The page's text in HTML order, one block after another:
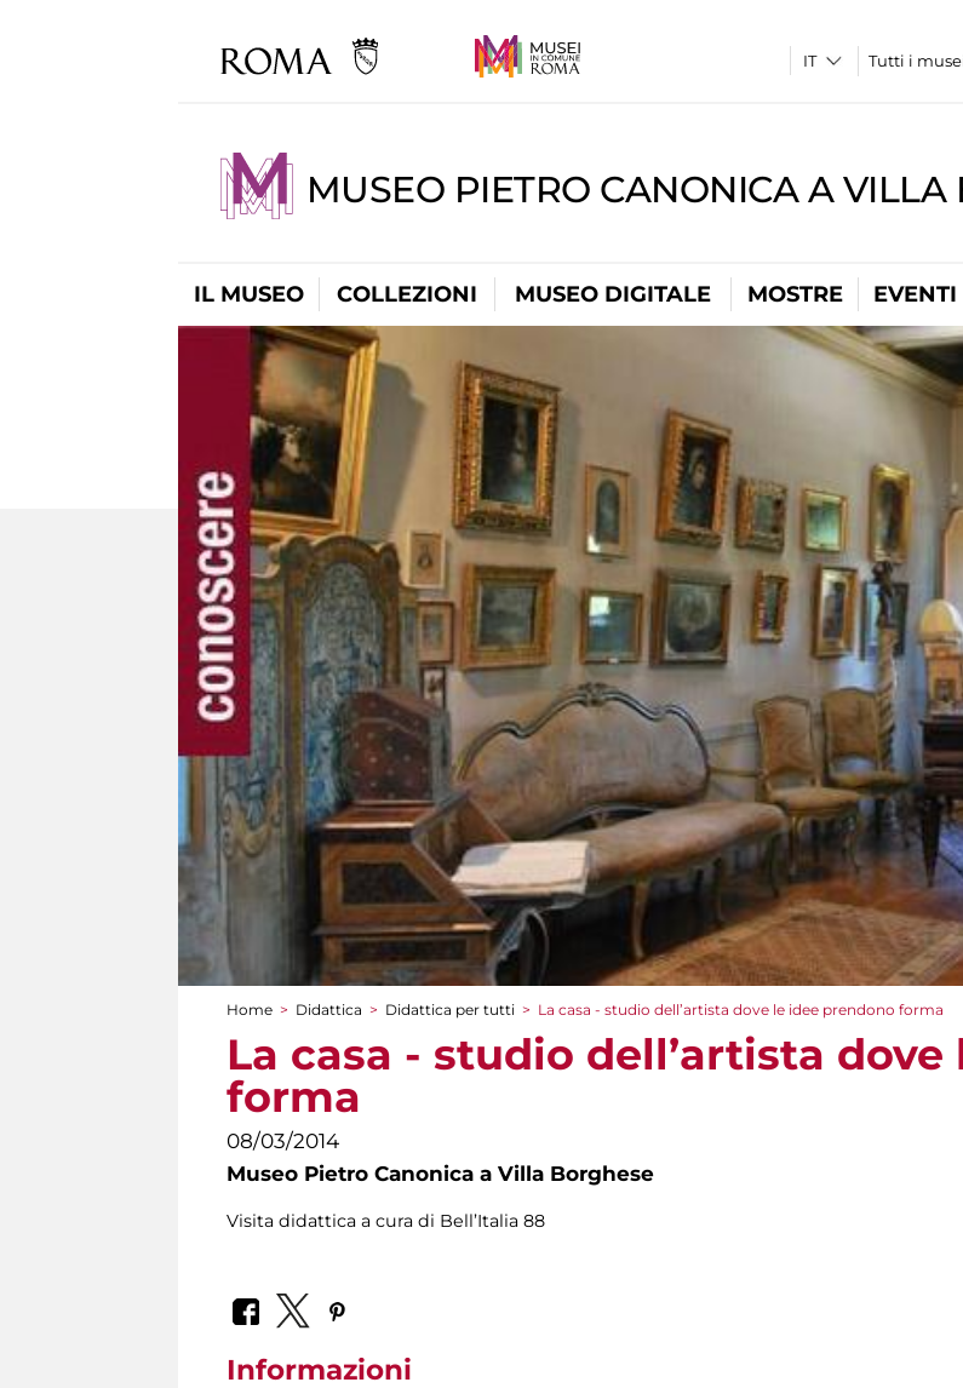
Tutti i
MUSEO PIETRO CANONICA A VILLA
IL MUSEO COLLEZIONI MUSEO DIGITALE MOSTRE EVENTI
Tu sei qui
Home > Didattica > Didattica per tutti > La casa - studio dell’artista dove le idee prendono forma
La casa - studio dell’artista
forma
08/03/2014
Museo Pietro Canonica a Villa Borghese
Visita didattica a cura di Bell’Italia 88
Informazioni